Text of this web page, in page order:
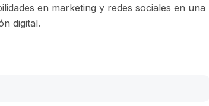
en marketing y redes sociales en una
digital.